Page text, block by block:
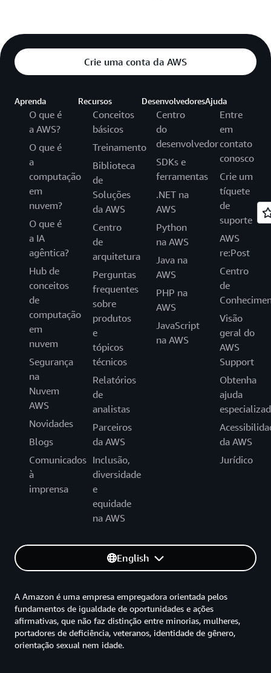
Crie uma conta da AWS
Aprenda
O que é
a AWS?
O que é
a
computação
em
nuvem?
O que é
a IA
agêntica?
Hub de
conceitos
de
computação
em
nuvem
Segurança
na
Nuvem
AWS
Novidades
Blogs
Comunicados
à
imprensa
Recursos
Conceitos
básicos
Treinamento
Biblioteca
de
Soluções
da AWS
Centro
de
arquitetura
Perguntas
frequentes
sobre
produtos
e
tópicos
técnicos
Relatórios
de
analistas
Parceiros
da AWS
Inclusão,
diversidade
e
equidade
na AWS
Desenvolvedores
Centro
do
desenvolvedor
SDKs e
ferramentas
.NET na
AWS
Python
na AWS
Java na
AWS
PHP na
AWS
JavaScript
na AWS
Ajuda
Entre
em
contato
conosco
Crie um
tíquete
de
suporte
AWS
re:Post
Centro
de
Visão
geral do
AWS
Support
Obtenha
ajuda
da AWS
Jurídico
English
A Amazon é uma empresa empregadora orientada pelos
fundamentos de igualdade de oportunidades e ações
afirmativas, que não faz distinção entre minorias, mulheres,
portadores de deficiência, veteranos, identidade de gênero,
orientação sexual nem idade.